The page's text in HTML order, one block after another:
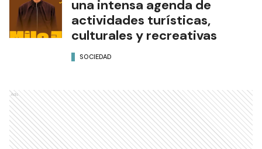
una intensa agenda de
actividades turísticas,
culturales y recreativas
SOCIEDAD
Ads